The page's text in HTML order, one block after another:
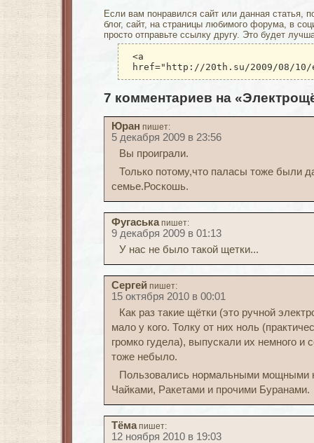
Если вам понравился сайт или данная статья,
блог, сайт, на страницы любимого форума, в
просто отправьте ссылку другу. Это будет
<a
href="http://20th.su/2009/08/10/
7 комментариев на
Юран пишет:
5 декабря 2009 в 23:56
Вы проиграли.
Только потому,что паласы тоже были
семье.Роскошь.
Фугаська пишет:
9 декабря 2009 в 01:13
У нас не было такой щетки...
Сергей пишет:
15 октября 2010 в 00:01
Как раз такие щётки (это ручной
мало у кого. Толку от них ноль
громко гудела), выпускали их немного и
тоже небыло.
Пользовались нормальными
Чайками, Ракетами и прочими Буранами.
Тёма пишет:
12 ноября 2010 в 19:03